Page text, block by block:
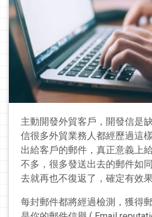
主動開發外貿客戶，開發信是
信很多外貿業務人都經歷過這
出給客戶的郵件，真正意義上
不多，很多發送出去的郵件如
去就再也不復返了，確定有效
每封郵件都將經過檢測，獲得